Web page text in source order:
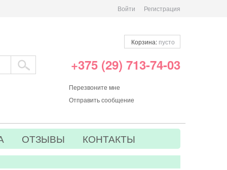
Войти Регистрация
Корзина: пусто
+375 (29) 713-74-03
Перезвоните мне
Отправить сообщение
ОТЗЫВЫ КОНТАКТЫ